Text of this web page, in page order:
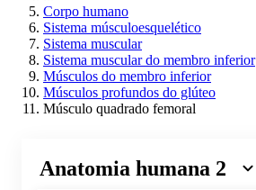
Corpo humano
Sistema músculoesquelético
Sistema muscular
Sistema muscular do membro inferior
Músculos do membro inferior
Músculos profundos do glúteo
Músculo quadrado femoral
Anatomia humana 2